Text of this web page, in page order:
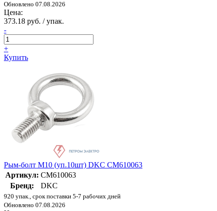
Обновлено 07.08.2026
Цена:
373.18 руб. / упак.
-
+
Купить
Рым-болт M10 (уп.10шт) DKC CM610063
Артикул: CM610063
Бренд:
DKC
920 упак., срок поставки 5-7 рабочих дней
Обновлено 07.08.2026